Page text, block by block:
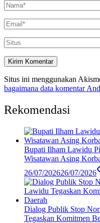
Situs ini menggunakan
bagaimana data komentar
Rekomendasi
Bupati Ilham Lawidu
Wisatawan Asing
26/07/202626/07/2026
Dialog Publik Stop
Tegaskan Komitmen